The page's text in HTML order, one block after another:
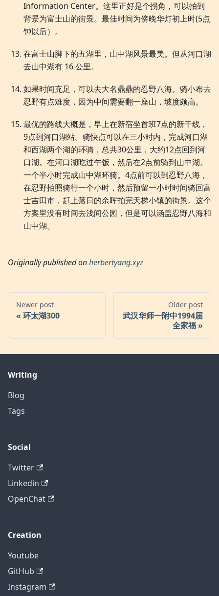
Information Center。这里正好是个拐角，可以拍到
背景为富士山的街景。最佳时间为傍晚华灯初上时(5点
钟以后）。
在富士山脚下的五湖里，山中湖风景最美。但从河口湖
去山中湖有 16 公里。
如果时间充足，可以去大名鼎鼎的忍野八海。骑小布去
忍野有点难度，因为中间需要翻一座山，坡度颇高。
最优的路线大概是，早上在新宿坐首班7点的新干线，
9点到河口湖站。骑快点可以在三小时内，完成河口湖
和西湖两个湖的环骑，总共30公里，大约12点回到河
口湖。在河口湖吃过午饭，然后在2点前骑到山中湖。
一个半小时完成山中湖环骑。4点前可以到忍野八海，
在忍野拍照骑行一个小时，然后预留一小时时间骑回富
士吉田市，赶上落日的余晖拍完天梯小镇的街景。这个
方案里没有时间去浅间公园，但是可以涵盖忍野八海和
山中湖。
Originally published onherbertyang.xyz
Newer post
环太湖300
Older post
武汉华师一附中1994届
全家福
Writing
Blog
Tags
Social
Twitter
Linkedin
OpenChat
Creation
Youtube
GitHub
Instagram